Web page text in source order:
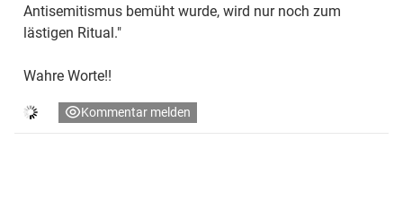
Antisemitismus bemüht wurde, wird nur noch zum
lästigen Ritual."
Wahre Worte!!
Kommentar melden